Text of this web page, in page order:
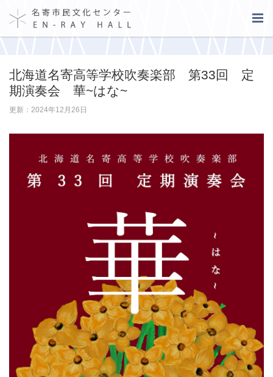
北海道名寄高等学校吹奏楽部 第33回 定
期演奏会 華~はな~
更新：2024年12月26日